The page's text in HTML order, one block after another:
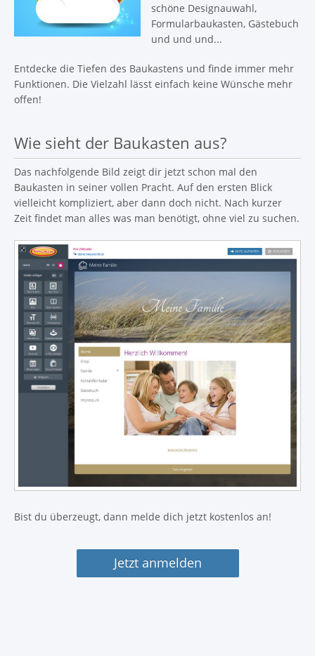
schöne Designauwahl,
Formularbaukasten, Gästebuch
und und und...
Entdecke die Tiefen des Baukastens und finde immer mehr
Funktionen. Die Vielzahl lässt einfach keine Wünsche mehr
offen!
Wie sieht der Baukasten aus?
Das nachfolgende Bild zeigt dir jetzt schon mal den
Baukasten in seiner vollen Pracht. Auf den ersten Blick
vielleicht kompliziert, aber dann doch nicht. Nach kurzer
Zeit findet man alles was man benötigt, ohne viel zu suchen.
Bist du überzeugt, dann melde dich jetzt kostenlos an!
Jetzt anmelden